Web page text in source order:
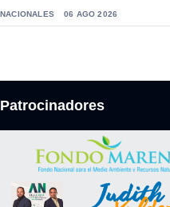
NACIONALES 06 AGO 2026
Patrocinadores